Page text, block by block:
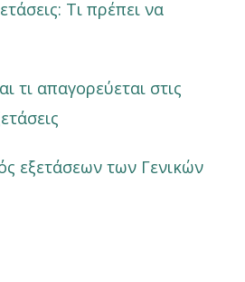
Τι πρέπει να
τι απαγορεύεται στις
εξετάσεων των Γενικών